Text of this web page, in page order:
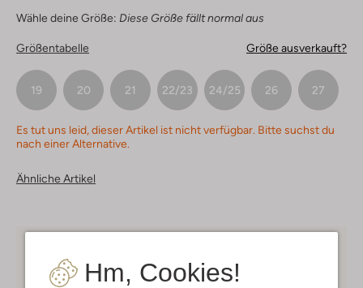
Hm, Cookies!
Wähle deine Größe: Diese Größe fällt normal aus
Größentabelle Größe ausverkauft?
19 20 21 22/23 24/25 26 27
Es tut uns leid, dieser Artikel ist nicht verfügbar. Bitte suchst du
nach einer Alternative.
Ähnliche Artikel
Kostenloser Versand
Mitglieder in Deutschland